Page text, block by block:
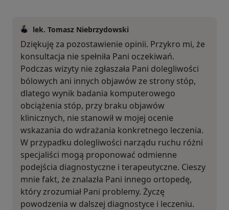
lek. Tomasz Niebrzydowski
Dziękuję za pozostawienie opinii. Przykro mi, że
konsultacja nie spełniła Pani oczekiwań.
Podczas wizyty nie zgłaszała Pani dolegliwości
bólowych ani innych objawów ze strony stóp,
dlatego wynik badania komputerowego
obciążenia stóp, przy braku objawów
klinicznych, nie stanowił w mojej ocenie
wskazania do wdrażania konkretnego leczenia.
W przypadku dolegliwości narządu ruchu różni
specjaliści mogą proponować odmienne
podejścia diagnostyczne i terapeutyczne. Cieszy
mnie fakt, że znalazła Pani innego ortopedę,
który zrozumiał Pani problemy. Życzę
powodzenia w dalszej diagnostyce i leczeniu.